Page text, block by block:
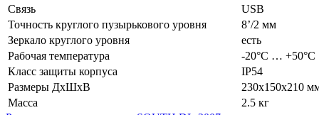
Связь
USB
Точность круглого пузырькового уровня
8’/2 мм
Зеркало круглого уровня
есть
Рабочая температура
-20°C … +50°С
Класс защиты корпуса
IP54
Размеры ДхШхВ
230x150x210
Масса
2.5 кг